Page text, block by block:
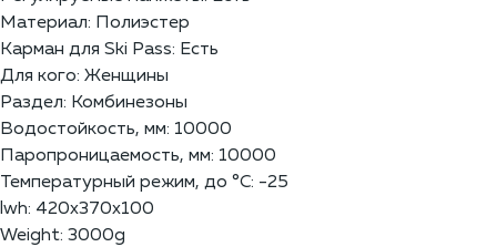
Материал: Полиэстер
Карман для Ski Pass: Есть
Для кого: Женщины
Раздел: Комбинезоны
Водостойкость, мм: 10000
Паропроницаемость, мм: 10000
Температурный режим, до °C: -25
lwh: 420x370x100
Weight: 3000g